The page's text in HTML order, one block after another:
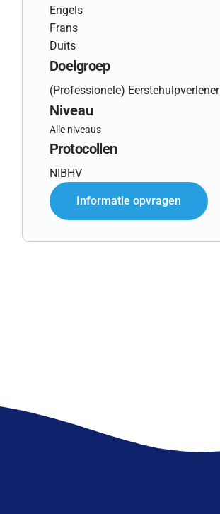
Engels
Frans
Duits
Doelgroep
(Professionele) Eerstehulpverlener
Niveau
Alle niveaus
Protocollen
NIBHV
Informatie opvragen